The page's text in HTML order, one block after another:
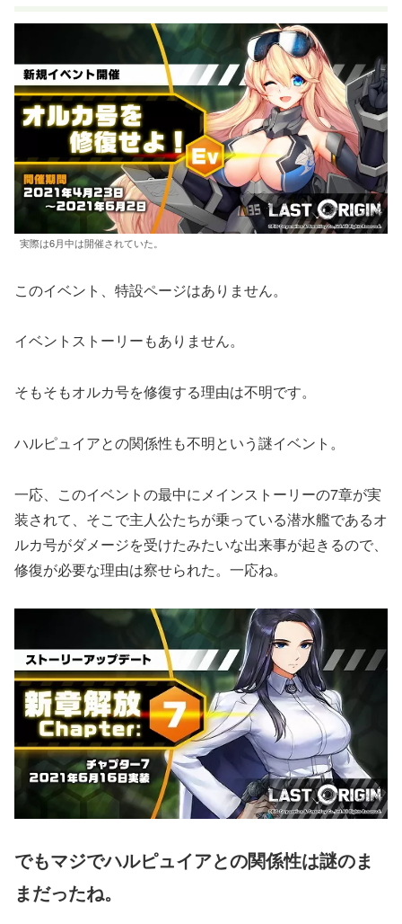
実際は6月中は開催されていた。
このイベント、特設ページはありません。
イベントストーリーもありません。
そもそもオルカ号を修復する理由は不明です。
ハルピュイアとの関係性も不明という謎イベント。
一応、このイベントの最中にメインストーリーの7章が実
装されて、そこで主人公たちが乗っている潜水艦であるオ
ルカ号がダメージを受けたみたいな出来事が起きるので、
修復が必要な理由は察せられた。一応ね。
でもマジでハルピュイアとの関係性は謎のま
まだったね。